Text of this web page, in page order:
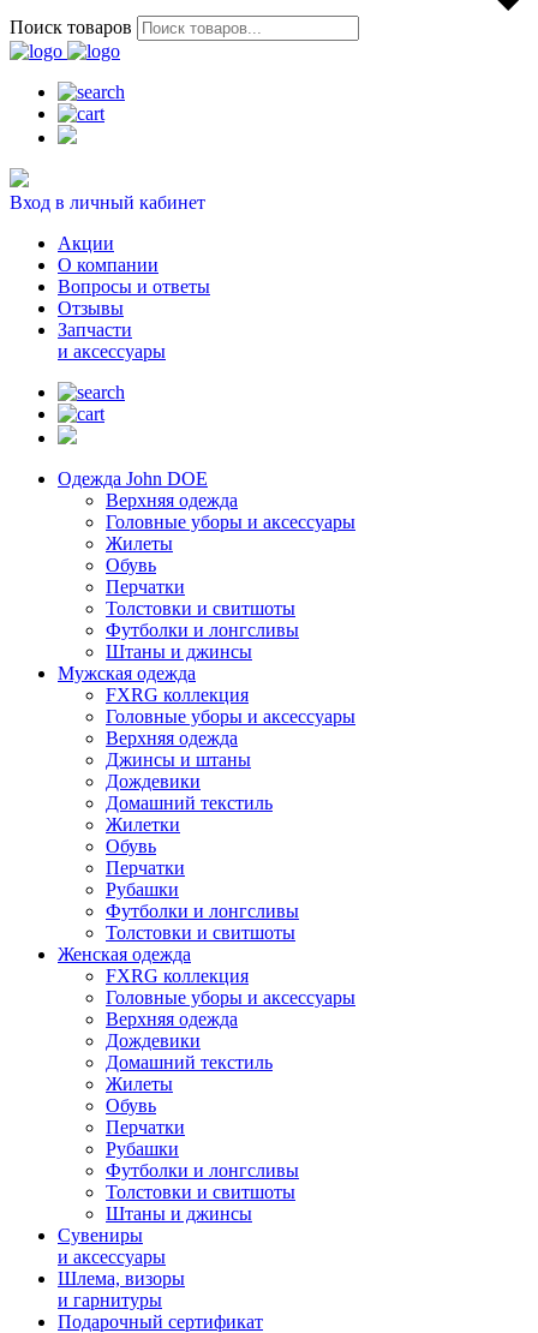
Поиск товаров
Вход в личный кабинет
Акции
О компании
Вопросы и ответы
Отзывы
Запчасти
и аксессуары
Одежда John DOE
Верхняя одежда
Головные уборы и аксессуары
Жилеты
Обувь
Перчатки
Толстовки и свитшоты
Футболки и лонгсливы
Штаны и джинсы
Мужская одежда
FXRG коллекция
Головные уборы и аксессуары
Верхняя одежда
Джинсы и штаны
Дождевики
Домашний текстиль
Жилетки
Обувь
Перчатки
Рубашки
Футболки и лонгсливы
Толстовки и свитшоты
Женская одежда
FXRG коллекция
Головные уборы и аксессуары
Верхняя одежда
Дождевики
Домашний текстиль
Жилеты
Обувь
Перчатки
Рубашки
Футболки и лонгсливы
Толстовки и свитшоты
Штаны и джинсы
Сувениры
и аксессуары
Шлема, визоры
и гарнитуры
Подарочный сертификат